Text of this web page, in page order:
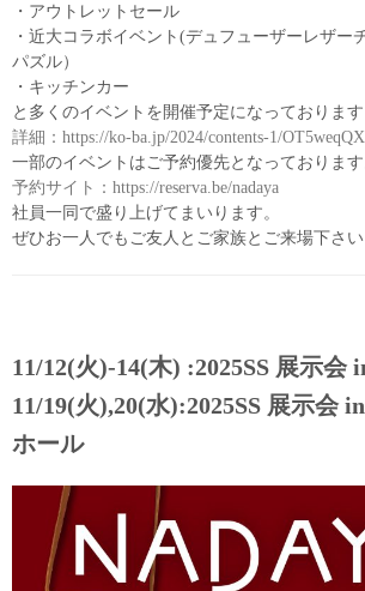
・アウトレットセール
・近大コラボイベント(デュフューザーレザー
パズル）
・キッチンカー
と多くのイベントを開催予定になっております
詳細：https://ko-ba.jp/2024/contents-1/OT5weqQX
一部のイベントはご予約優先となっております
予約サイト：https://reserva.be/nadaya
社員一同で盛り上げてまいります。
ぜひお一人でもご友人とご家族とご来場下さい
11/12(火)-14(木) :2025SS 展示会
11/19(火),20(水):2025SS 展示会
ホール